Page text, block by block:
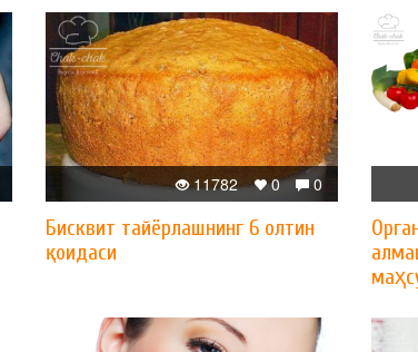
0
0
11782
Бисквит тайёрлашнинг 6 олтин
қоидаси